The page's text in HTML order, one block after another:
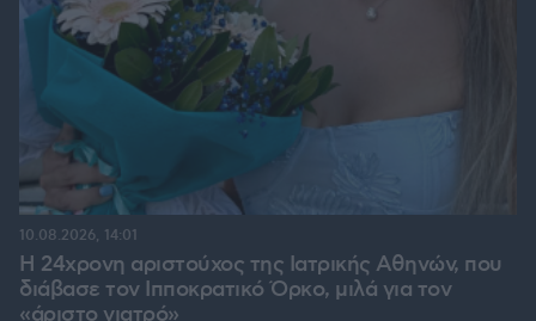
Η 24χρονη αριστούχος της Ιατρικής Αθηνών, που
διάβασε τον Ιπποκρατικό Όρκο, μιλά για τον
«άριστο γιατρό»
10.08.2026, 14:01